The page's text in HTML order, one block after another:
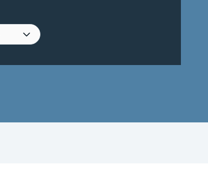
あるのでリバブル売却保証を受けた